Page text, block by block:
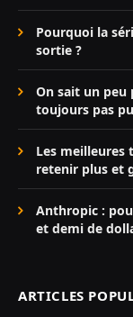
Pourquoi la
sortie ?
On sait un peu
toujours pas
Les meilleures
retenir plus et
Anthropic :
et demi de
ARTICLES